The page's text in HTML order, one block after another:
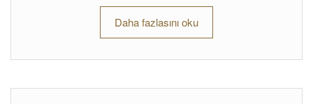
Daha fazlasını oku